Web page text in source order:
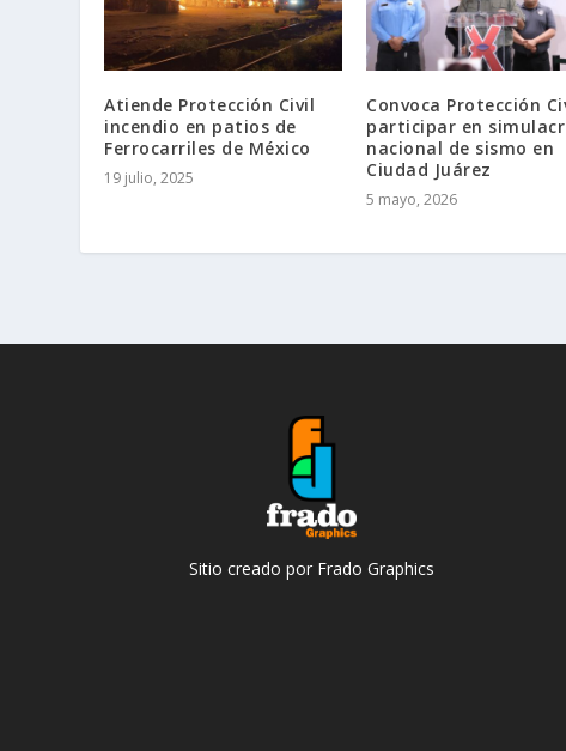
Atiende Protección Civil
incendio en patios de
Ferrocarriles de México
19 julio, 2025
Convoca Protección
participar en
nacional de sismo en
Ciudad Juárez
5 mayo, 2026
Sitio creado por Frado Graphics